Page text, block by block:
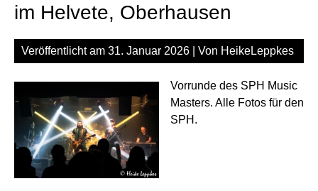
im Helvete, Oberhausen
Veröffentlicht am 31. Januar 2026 | Von HeikeLeppkes
Vorrunde des SPH Music
Masters. Alle Fotos für den
SPH.